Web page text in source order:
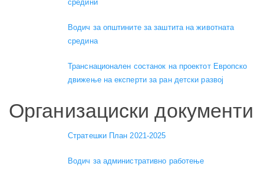
средини
Водич за општините за заштита на животната
средина
Транснационален состанок на проектот Европско
движење на експерти за ран детски развој
Организациски документи
Стратешки План 2021-2025
Водич за административно работење